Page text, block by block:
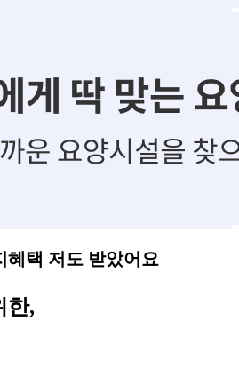
혜택 저도 받았어요
한,